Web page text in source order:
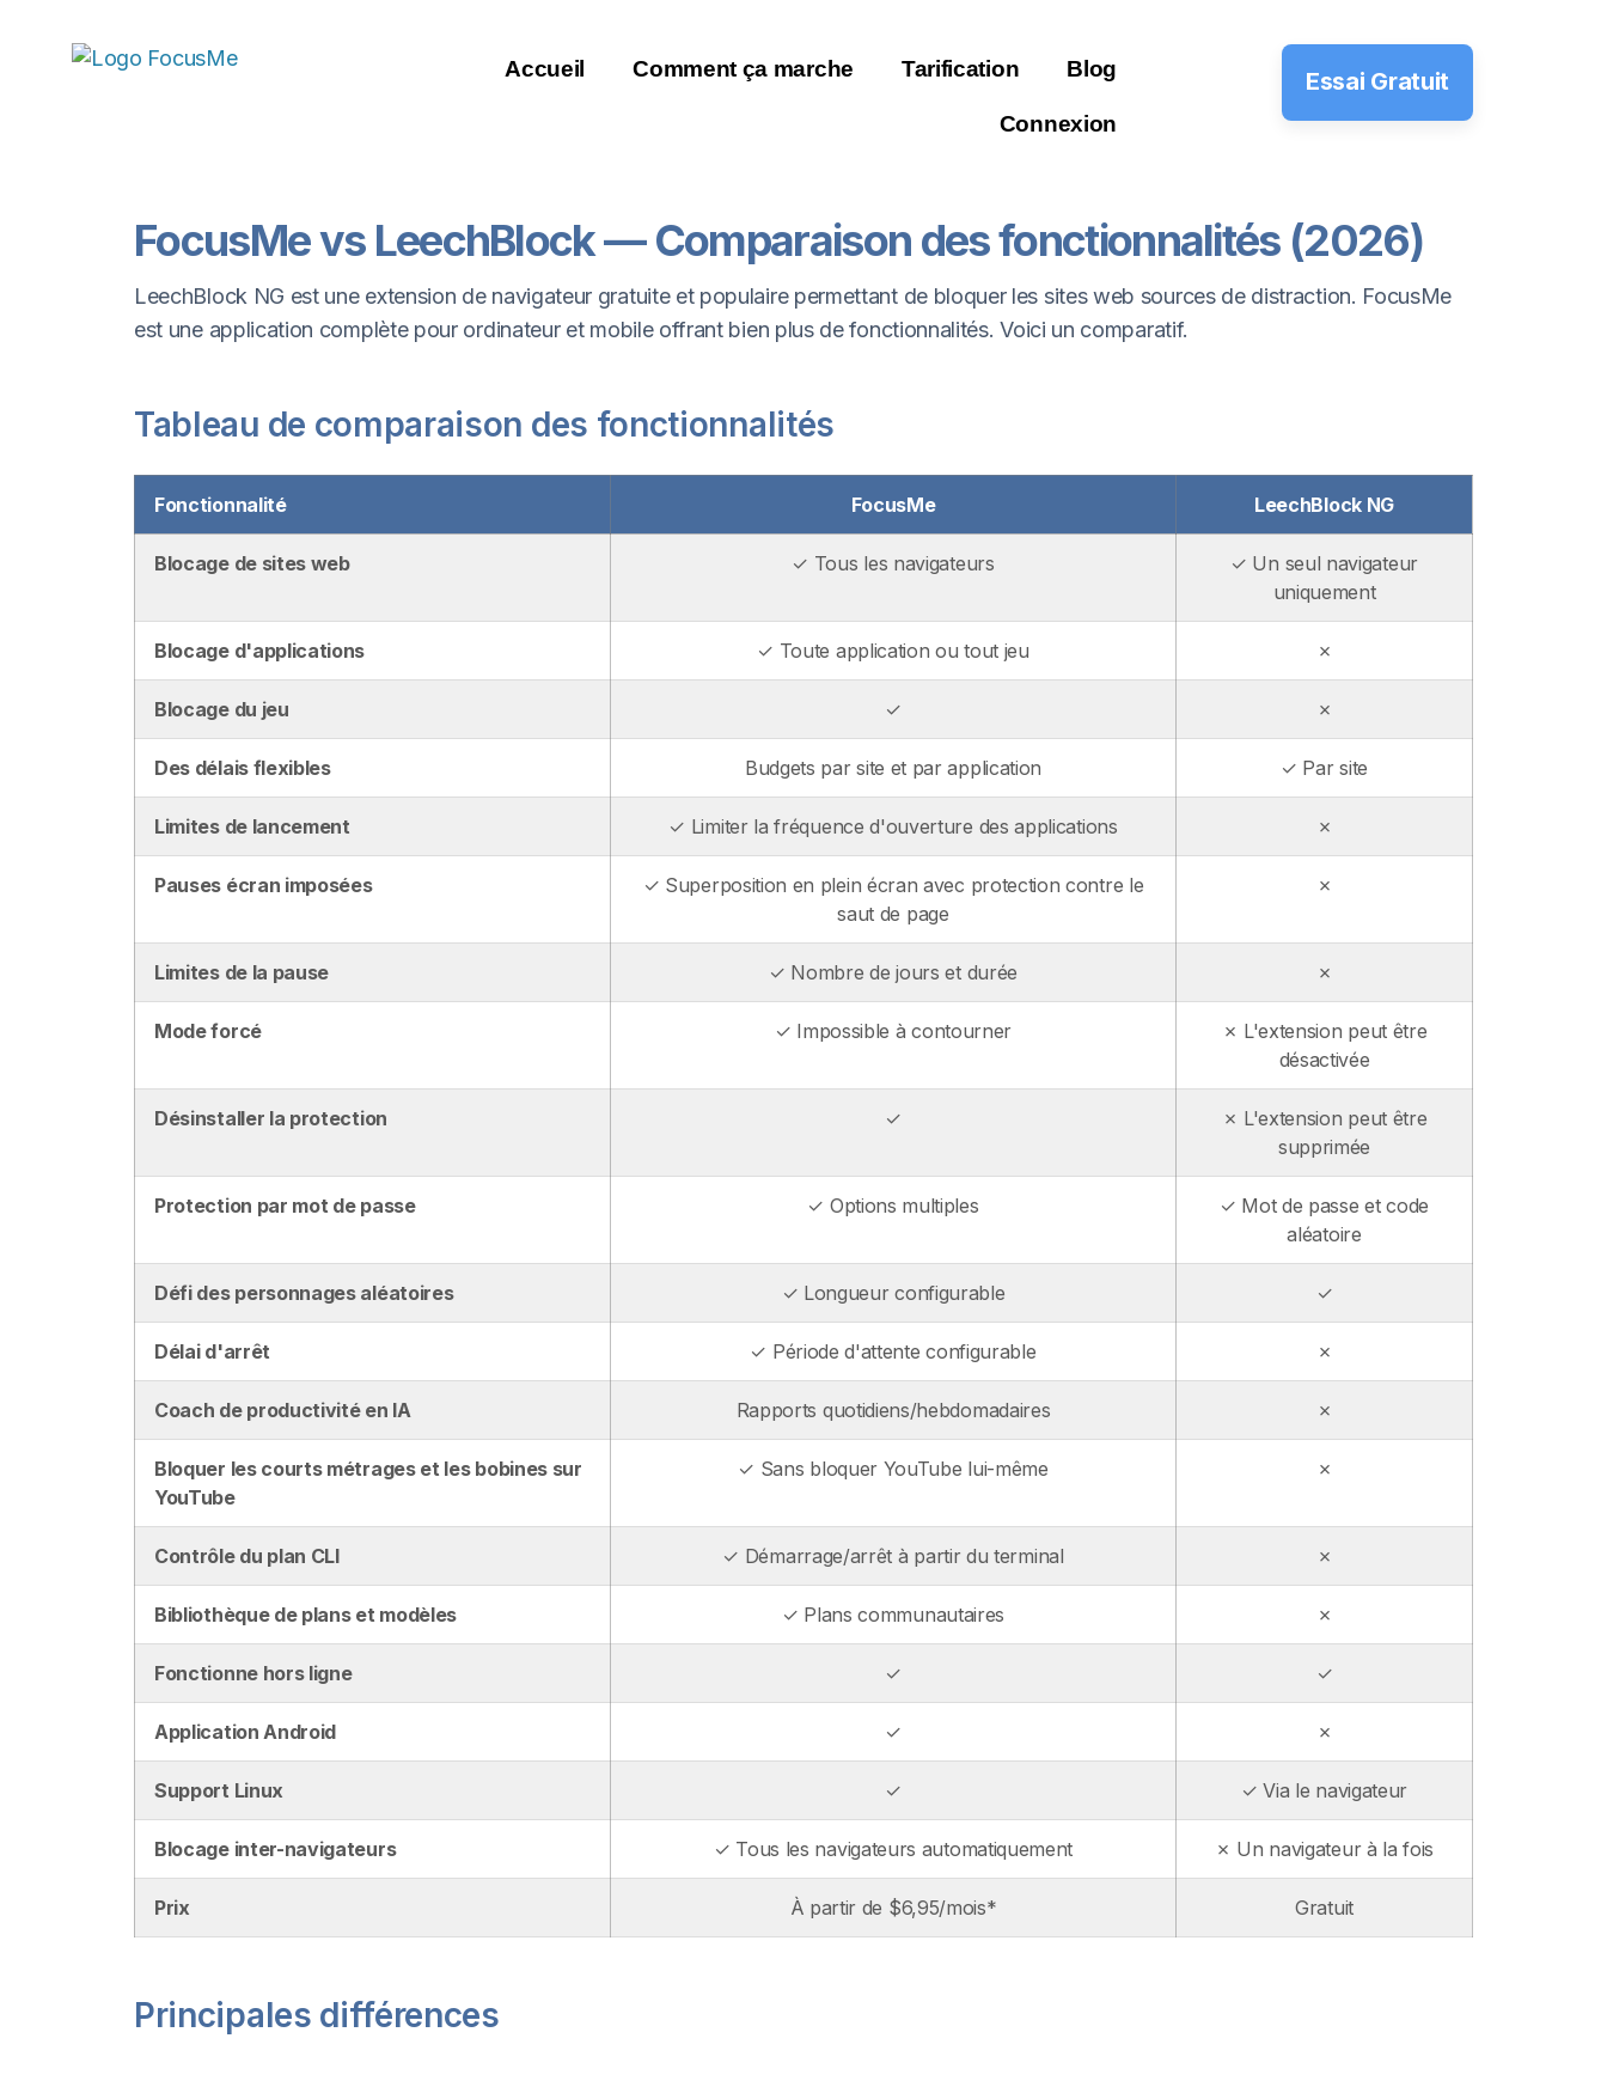
Accueil Comment ça marche Tarification Blog
Connexion
Essai Gratuit
FocusMe vs LeechBlock — Comparaison des fonctionnalités (2026)
LeechBlock NG est une extension de navigateur gratuite et populaire permettant de bloquer les sites web sources de distraction. FocusMe
est une application complète pour ordinateur et mobile offrant bien plus de fonctionnalités. Voici un comparatif.
Tableau de comparaison des fonctionnalités
Fonctionnalité FocusMe LeechBlock NG
Blocage de sites web ✓ Tous les navigateurs
✓ Un seul navigateur
uniquement
Blocage d'applications ✓ Toute application ou tout jeu ✗
Blocage du jeu ✓ ✗
Des délais flexibles Budgets par site et par application ✓ Par site
Limites de lancement ✓ Limiter la fréquence d'ouverture des applications ✗
Pauses écran imposées
✓ Superposition en plein écran avec protection contre le
saut de page
✗
Limites de la pause ✓ Nombre de jours et durée ✗
Mode forcé ✓ Impossible à contourner
✗ L'extension peut être
désactivée
Désinstaller la protection ✓
✗ L'extension peut être
supprimée
Protection par mot de passe ✓ Options multiples
✓ Mot de passe et code
aléatoire
Défi des personnages aléatoires ✓ Longueur configurable ✓
Délai d'arrêt ✓ Période d'attente configurable ✗
Coach de productivité en IA Rapports quotidiens/hebdomadaires ✗
Bloquer les courts métrages et les bobines sur
YouTube
✓ Sans bloquer YouTube lui-même ✗
Contrôle du plan CLI ✓ Démarrage/arrêt à partir du terminal ✗
Bibliothèque de plans et modèles ✓ Plans communautaires ✗
Fonctionne hors ligne ✓ ✓
Application Android ✓ ✗
Support Linux ✓ ✓ Via le navigateur
Blocage inter-navigateurs ✓ Tous les navigateurs automatiquement ✗ Un navigateur à la fois
Prix À partir de $6,95/mois* Gratuit
Principales différences